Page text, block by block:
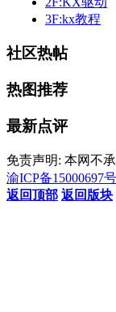
3F:kx教程
社区热帖
热图推荐
最新点评
免责声明: 本网不
渝ICP备15000697
返回顶部 返回版块